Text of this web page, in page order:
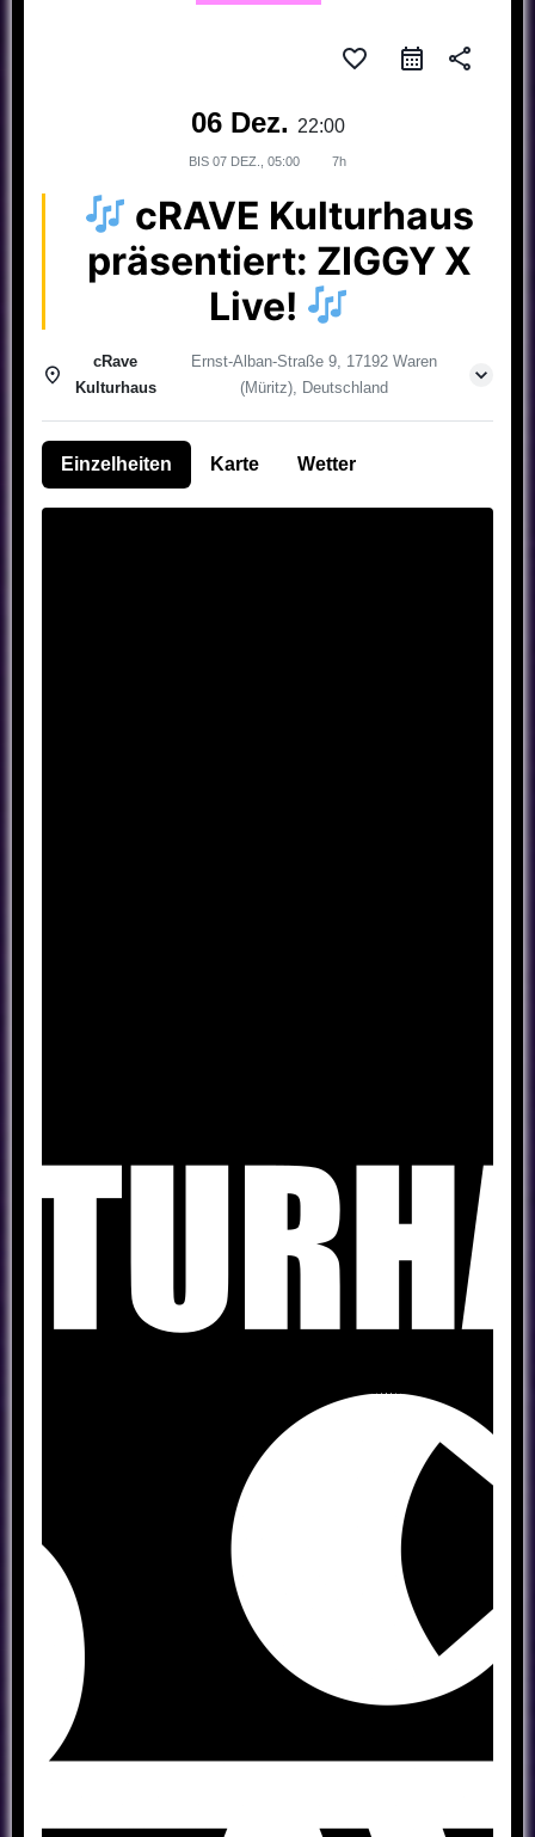
favorite_border share
06 Dez. 22:00
BIS 07 DEZ., 05:00 7h
cRAVE Kulturhaus
präsentiert: ZIGGY X
Live!
cRave
Kulturhaus
Ernst-Alban-Straße 9, 17192 Waren
(Müritz), Deutschland
Einzelheiten Karte Wetter